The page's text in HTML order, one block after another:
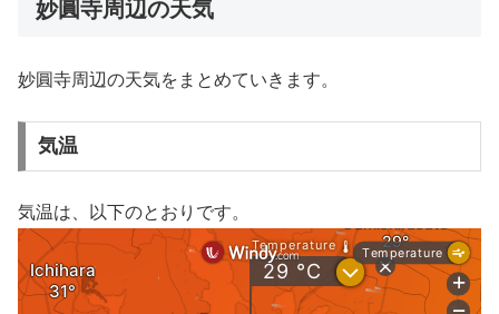
妙圓寺周辺の天気
妙圓寺周辺の天気をまとめていきます。
気温
気温は、以下のとおりです。